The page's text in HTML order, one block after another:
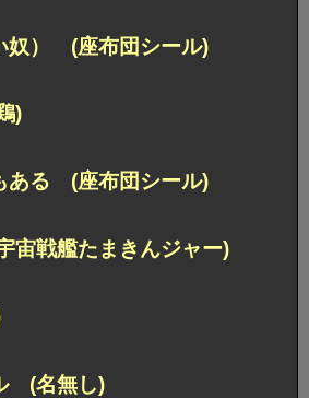
奴） (座布団シール)
)
ある (座布団シール)
宙戦艦たまきんジャー)
(名無し)